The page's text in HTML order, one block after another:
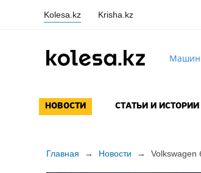
Kolesa.kz Krisha.kz
НОВОСТИ СТАТЬИ И ИСТОРИИ
Главная → Новости → Volkswagen